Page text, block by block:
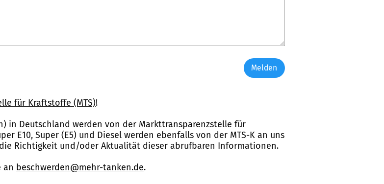
Melden
für Kraftstoffe (MTS)!
in Deutschland werden von der Markttransparenzstelle für
E10, Super (E5) und Diesel werden ebenfalls von der MTS-K an uns
Richtigkeit und/oder Aktualität dieser abrufbaren Informationen.
an beschwerden@mehr-tanken.de.